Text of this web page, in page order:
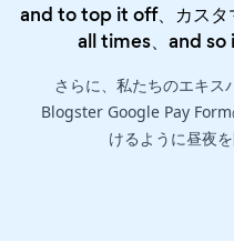
and to top it off、カスタ
all times、and so
さらに、私たちのエキス
Blogster Google Pay
けるように昼夜